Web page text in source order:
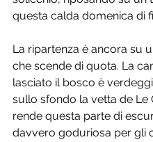
questa calda domenica di
La ripartenza è ancora su
che scende di quota. La
lasciato il bosco è
sullo sfondo la vetta de Le
rende questa parte di
davvero goduriosa per gli